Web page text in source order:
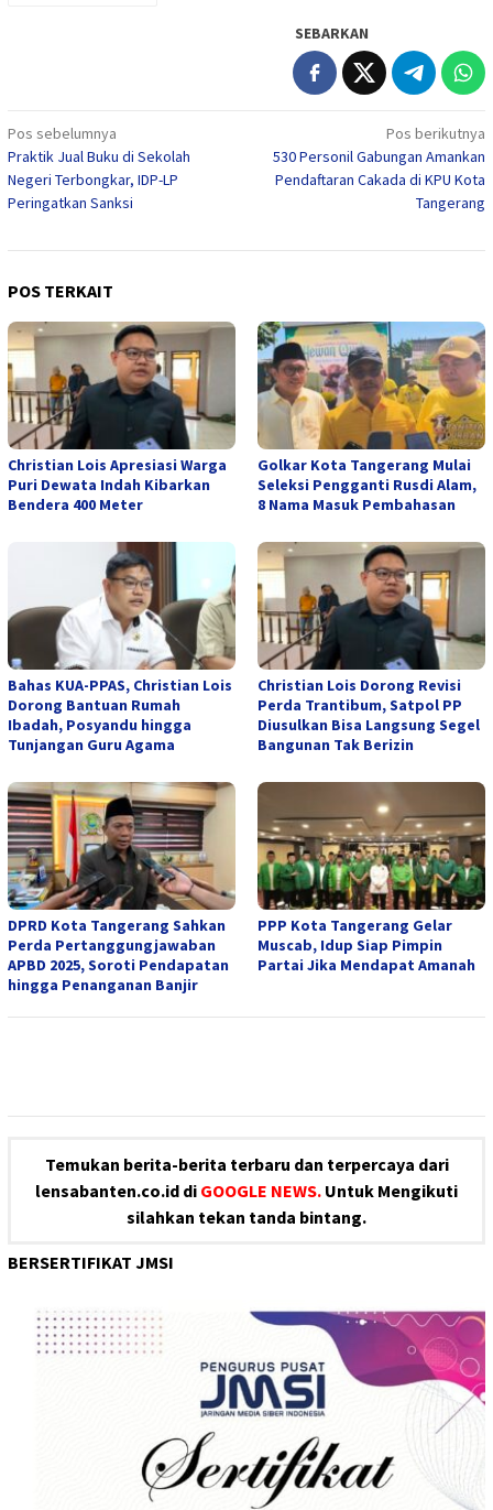
SEBARKAN
Navigasi
pos
Pos sebelumnya
Praktik Jual Buku di Sekolah
Negeri Terbongkar, IDP-LP
Peringatkan Sanksi
Pos berikutnya
530 Personil Gabungan Amankan
Pendaftaran Cakada di KPU Kota
Tangerang
POS TERKAIT
Christian Lois Apresiasi Warga
Puri Dewata Indah Kibarkan
Bendera 400 Meter
Golkar Kota Tangerang Mulai
Seleksi Pengganti Rusdi Alam,
8 Nama Masuk Pembahasan
Bahas KUA-PPAS, Christian Lois
Dorong Bantuan Rumah
Ibadah, Posyandu hingga
Tunjangan Guru Agama
Christian Lois Dorong Revisi
Perda Trantibum, Satpol PP
Diusulkan Bisa Langsung Segel
Bangunan Tak Berizin
DPRD Kota Tangerang Sahkan
Perda Pertanggungjawaban
APBD 2025, Soroti Pendapatan
hingga Penanganan Banjir
PPP Kota Tangerang Gelar
Muscab, Idup Siap Pimpin
Partai Jika Mendapat Amanah
Temukan berita-berita terbaru dan terpercaya dari
lensabanten.co.id di GOOGLE NEWS. Untuk Mengikuti
silahkan tekan tanda bintang.
BERSERTIFIKAT JMSI